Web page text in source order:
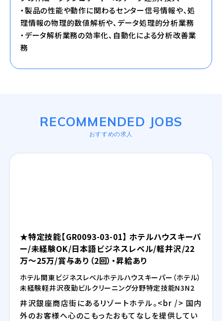
・製品の性能や動作に関わるセンター信号情報や、処
理情報の物理的数値解析や、データ処理的分析業務
・データ解析業務の効率化、自動化による分析改善業
務
RECOMMENDED JOBS
おすすめの求人
★特定技能【GR0093-03-01】 ホテルハウスキーパ
ー/未経験OK/日本語ビジネスレベル/軽井沢/22
万～25万/賞与あり（2回）・昇給あり
ホテル関東 ビジネスレベルホテルハウスキーパー（ホテル）
未経験軽井沢夜勤ビルクリーニング分野特定技能N3N2
井沢銀座商店街にあるリゾートホテル。<br /> 国内
外のお客様へ心のこもったおもてなしを提供してい